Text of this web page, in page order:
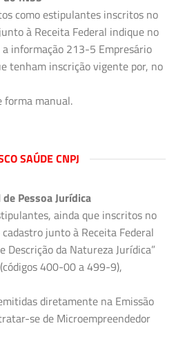
como estipulantes inscritos no
à Receita Federal indique no
a informação 213-5 Empresário
tenham inscrição vigente por, no
forma manual.
SAÚDE CNPJ
Pessoa Jurídica
ainda que inscritos no
junto à Receita Federal
Descrição da Natureza Jurídica”
400-00 a 499-9),
diretamente na Emissão
se de Microempreendedor